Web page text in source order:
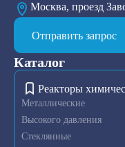
Москва, проезд
Отправить запрос
Каталог
Реакторы
Металлические
Высокого давления
Стеклянные